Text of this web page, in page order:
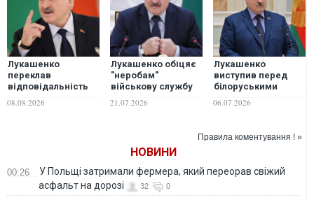
Лукашенко
переклав
відповідальність
її внутрішні
08.08.2026
Лукашенко обіцяє
"неробам"
військову службу
Україною
21.07.2026
Лукашенко
виступив перед
білоруськими
вас у бійню в
06.07.2026
Правила коментування ! »
НОВИНИ
00:26
У Польщі затримали фермера, який переорав свіжий
асфальт на дорозі
32 0